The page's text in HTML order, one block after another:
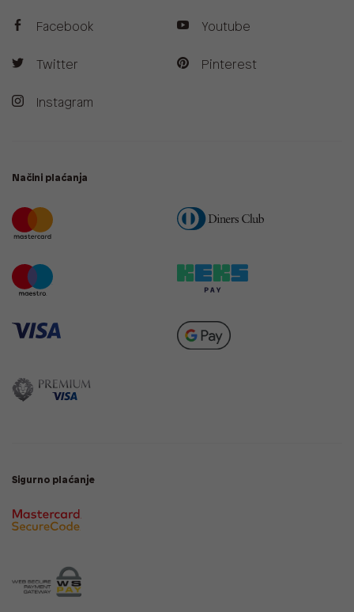
Facebook
Twitter
Instagram
Youtube
Pinterest
Načini plaćanja
Sigurno plaćanje